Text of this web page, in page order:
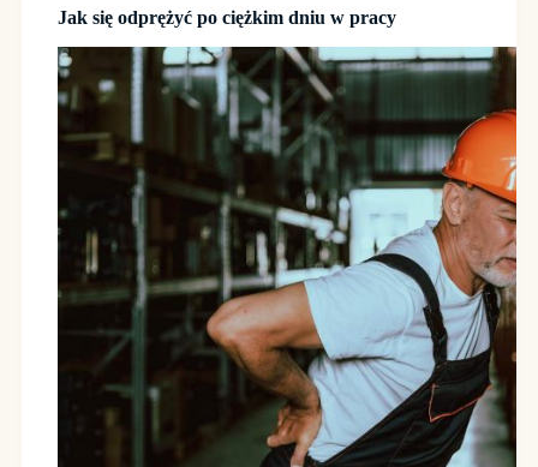
Jak się odprężyć po ciężkim dniu w pracy